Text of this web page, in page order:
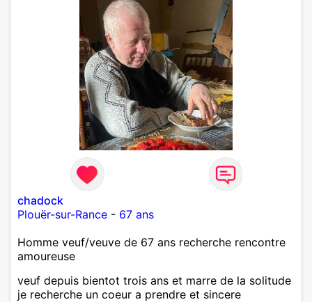
chadock
Plouër-sur-Rance - 67 ans
Homme veuf/veuve de 67 ans recherche rencontre
amoureuse
veuf depuis bientot trois ans et marre de la solitude
je recherche un coeur a prendre et sincere